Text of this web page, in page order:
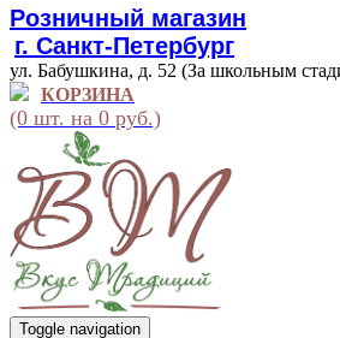
Розничный магазин
г. Санкт-Петербург
ул. Бабушкина, д. 52 (За школьным
КОРЗИНА
(0 шт. на 0 руб.)
Toggle navigation